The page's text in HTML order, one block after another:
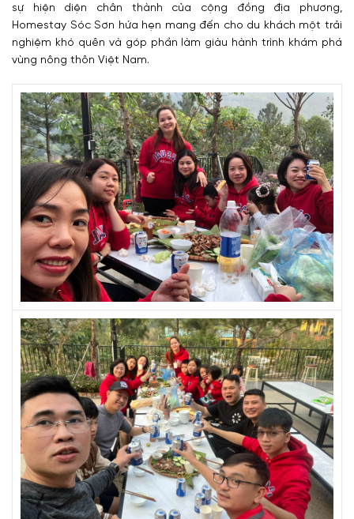
sự hiện diện chân thành của cộng đồng địa phương,
Homestay Sóc Sơn hứa hẹn mang đến cho du khách một trải
nghiệm khó quên và góp phần làm giàu hành trình khám phá
vùng nông thôn Việt Nam.